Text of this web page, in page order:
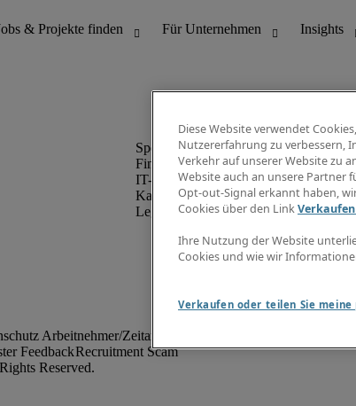
Finanz- & Rechnungswesen
IT-Bereich
Kaufmännischer Bereich
Legal
Arbeitnehmer/Zeitarbeitskräfte
FeedbackRecruitment Scam
Diese Website verwendet
Nutzererfahrung zu verbessern,
Verkehr auf unserer Website zu
Website auch an unsere Partner
Opt-out-Signal erkannt haben,
Cookies über den Link
Ihre Nutzung der Website
Cookies und wie wir
Verkaufen oder teilen Sie